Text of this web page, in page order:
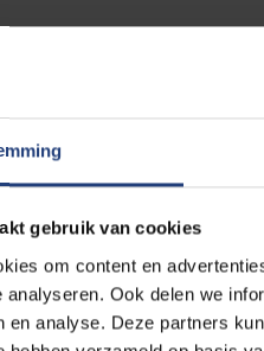
gebruik van cookies
om content en
analyseren. Ook delen we
en analyse. Deze partners
vergastte de
op de groene campus
vertrouwt deze functie nu